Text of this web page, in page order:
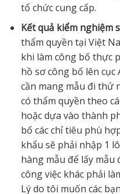
tổ chức cung cấp.
Kết quả kiểm nghiệm
thẩm quyền tại Việt
khi làm công bố thực
hồ sơ công bố lên cục
cần mang mẫu đi thử
có thẩm quyền theo
hoặc dựa vào thành
bố các chỉ tiêu phù
khẩu sẽ phải nhập 1
hàng mẫu để lấy
công việc khác phải
Lý do tôi muốn các